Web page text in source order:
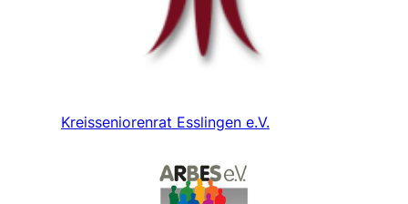
Kreisseniorenrat Esslingen e.V.